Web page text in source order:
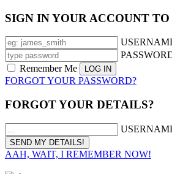
SIGN IN YOUR ACCOUNT
Remember Me
FORGOT YOUR PASSWORD?
FORGOT YOUR DETAILS?
AAH, WAIT, I REMEMBER NOW!